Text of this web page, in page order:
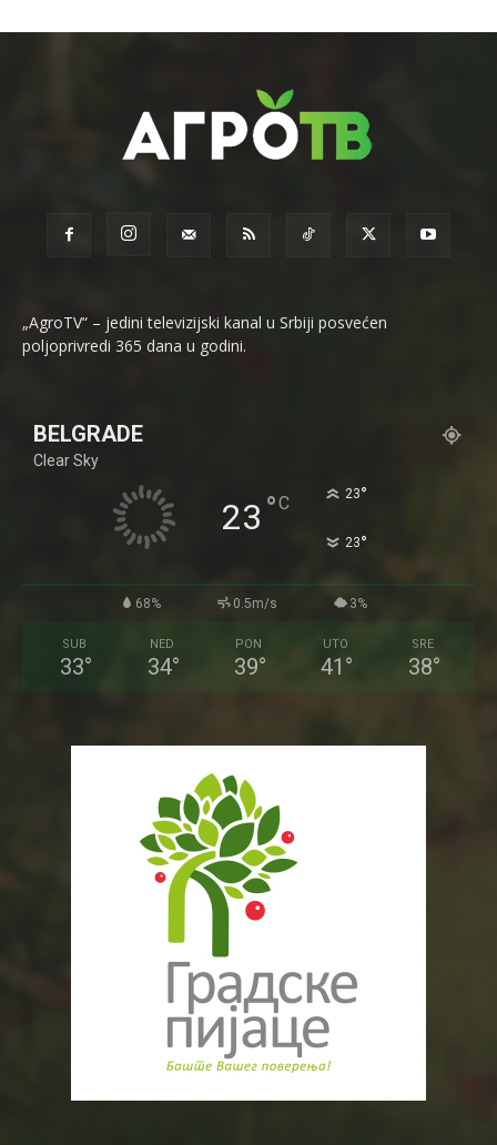
„AgroTV“ – jedini televizijski kanal u Srbiji posvećen
poljoprivredi 365 dana u godini.
BELGRADE
Clear Sky
23 °C 23°
23°
68% 0.5m/s 3%
SUB
33°
NED
34°
PON
39°
UTO
41 °
SRE
38°